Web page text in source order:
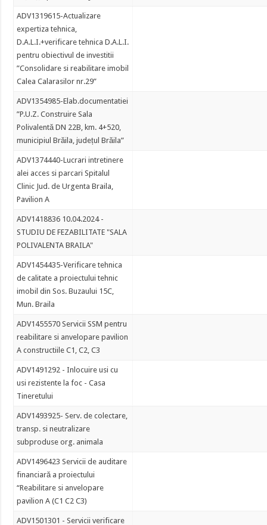
ADV1319615-Actualizare
expertiza tehnica,
D.A.L.I.+verificare tehnica D.A.L.I.
pentru obiectivul de investitii
”Consolidare si reabilitare imobil
Calea Calarasilor nr.29”
ADV1354985-Elab.documentatiei
”P.U.Z. Construire Sala
Polivalentă DN 22B, km. 4+520,
municipiul Brăila, județul Brăila”
ADV1374440-Lucrari intretinere
alei acces si parcari Spitalul
Clinic Jud. de Urgenta Braila,
Pavilion A
ADV1418836 10.04.2024 -
STUDIU DE FEZABILITATE "SALA
POLIVALENTA BRAILA"
ADV1454435-Verificare tehnica
de calitate a proiectului tehnic
imobil din Sos. Buzaului 15C,
Mun. Braila
ADV1455570 Servicii SSM pentru
reabilitare si anvelopare pavilion
A constructiile C1, C2, C3
ADV1491292 - Inlocuire usi cu
usi rezistente la foc - Casa
Tineretului
ADV1493925- Serv. de colectare,
transp. si neutralizare
subproduse org. animala
ADV1496423 Servicii de auditare
financiară a proiectului
“Reabilitare si anvelopare
pavilion A (C1 C2 C3)
ADV1501301 - Servicii verificare